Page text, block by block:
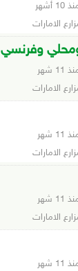
10 أشهر
الامارات
وفرنسي
11 شهر
الامارات
11 شهر
الامارات
11 شهر
الامارات
11 شهر